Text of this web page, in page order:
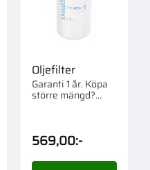
Oljefilter
Garanti 1 år. Köpa
större mängd?
569,00:-